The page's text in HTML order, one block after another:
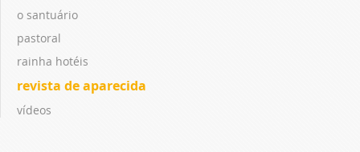
o santuário
pastoral
rainha hotéis
revista de aparecida
vídeos